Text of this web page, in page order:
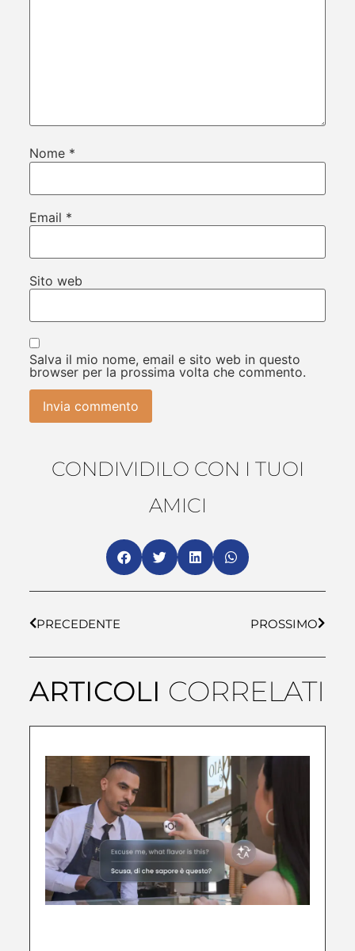
Nome *
Email *
Sito web
Salva il mio nome, email e sito web in questo
browser per la prossima volta che commento.
CONDIVIDILO CON I TUOI
AMICI
PRECEDENTE PROSSIMO
ARTICOLI CORRELATI